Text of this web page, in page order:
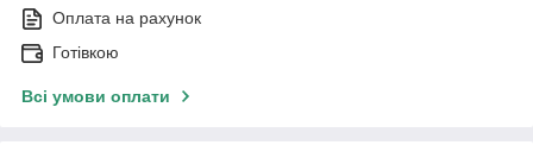
Оплата на рахунок
Готівкою
Всі умови оплати